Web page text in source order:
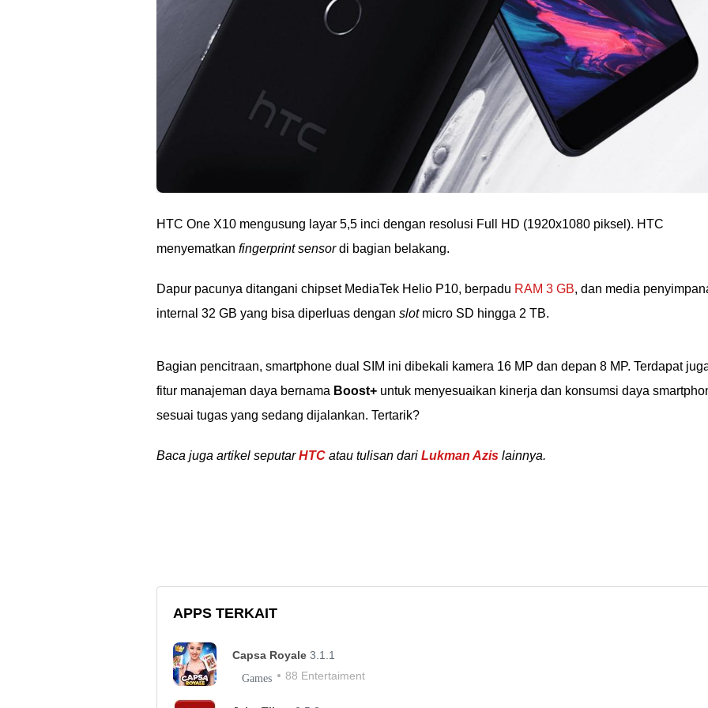
HTC One X10 mengusung layar 5,5 inci dengan resolusi Full HD (1920x1080 piksel). HTC
menyematkan fingerprint sensordi bagian belakang.
Dapur pacunya ditangani chipset MediaTek Helio P10, berpadu RAM 3 GB, dan media
internal 32 GB yang bisa diperluas dengan slotmicro SD hingga 2 TB.
Bagian pencitraan, smartphone dual SIM ini dibekali kamera 16 MP dan depan 8 MP. Terdapat
fitur manajeman daya bernama Boost+ untuk menyesuaikan kinerja dan konsumsi daya
sesuai tugas yang sedang dijalankan. Tertarik?
Baca juga artikel seputarHTC atau tulisan dari Lukman Azis lainnya.
APPS TERKAIT
Capsa Royale 3.1.1
Games 88 Entertaiment